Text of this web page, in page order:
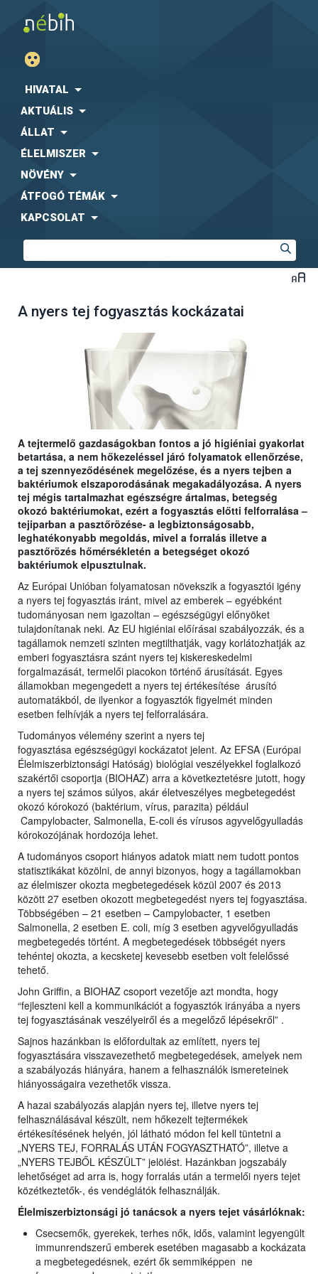
HIVATAL
AKTUÁLIS
ÁLLAT
ÉLELMISZER
NÖVÉNY
ÁTFOGÓ TÉMÁK
KAPCSOLAT
A nyers tej fogyasztás kockázatai
A tejtermelő gazdaságokban fontos a jó higiéniai gyakorlat
betartása, a nem hőkezeléssel járó folyamatok ellenőrzése,
a tej szennyeződésének megelőzése, és a nyers tejben a
baktériumok elszaporodásának megakadályozása. A nyers
tej mégis tartalmazhat egészségre ártalmas, betegség
okozó baktériumokat, ezért a fogyasztás előtti felforralása –
tejiparban a pasztőrözése- a legbiztonságosabb,
leghatékonyabb megoldás, mivel a forralás illetve a
pasztőrözés hőmérsékletén a betegséget okozó
baktériumok elpusztulnak.
Az Európai Unióban folyamatosan növekszik a fogyasztói igény
a nyers tej fogyasztás iránt, mivel az emberek – egyébként
tudományosan nem igazoltan – egészségügyi előnyöket
tulajdonítanak neki. Az EU higiéniai előírásai szabályozzák, és a
tagállamok nemzeti szinten megtilthatják, vagy korlátozhatják az
emberi fogyasztásra szánt nyers tej kiskereskedelmi
forgalmazását, termelői piacokon történő árusítását. Egyes
államokban megengedett a nyers tej értékesítése árusító
automatákból, de ilyenkor a fogyasztók figyelmét minden
esetben felhívják a nyers tej felforralására.
Tudományos vélemény szerint a nyers tej
fogyasztása egészségügyi kockázatot jelent. Az EFSA (Európai
Élelmiszerbiztonsági Hatóság) biológiai veszélyekkel foglalkozó
szakértői csoportja (BIOHAZ) arra a következtetésre jutott, hogy
a nyers tej számos súlyos, akár életveszélyes megbetegedést
okozó kórokozó (baktérium, vírus, parazita) például
Campylobacter, Salmonella, E-coli és vírusos agyvelőgyulladás
kórokozójának hordozója lehet.
A tudományos csoport hiányos adatok miatt nem tudott pontos
statisztikákat közölni, de annyi bizonyos, hogy a tagállamokban
az élelmiszer okozta megbetegedések közül 2007 és 2013
között 27 esetben okozott megbetegedést nyers tej fogyasztása.
Többségében – 21 esetben – Campylobacter, 1 esetben
Salmonella, 2 esetben E. coli, míg 3 esetben agyvelőgyulladás
megbetegedés történt. A megbetegedések többségét nyers
tehéntej okozta, a kecsketej kevesebb esetben volt felelőssé
tehető.
John Griffin, a BIOHAZ csoport vezetője azt mondta, hogy
“fejleszteni kell a kommunikációt a fogyasztók irányába a nyers
tej fogyasztásának veszélyeiről és a megelőző lépésekről” .
Sajnos hazánkban is előfordultak az említett, nyers tej
fogyasztására visszavezethető megbetegedések, amelyek nem
a szabályozás hiányára, hanem a felhasználók ismereteinek
hiányosságaira vezethetők vissza.
A hazai szabályozás alapján nyers tej, illetve nyers tej
felhasználásával készült, nem hőkezelt tejtermékek
értékesítésének helyén, jól látható módon fel kell tüntetni a
„NYERS TEJ, FORRALÁS UTÁN FOGYASZTHATÓ”, illetve a
„NYERS TEJBŐL KÉSZÜLT” jelölést. Hazánkban jogszabály
lehetőséget ad arra is, hogy forralás után a termelői nyers tejet
közétkeztetők-, és vendéglátók felhasználják.
Élelmiszerbiztonsági jó tanácsok a nyers tejet vásárlóknak:
Csecsemők, gyerekek, terhes nők, idős, valamint legyengült
immunrendszerű emberek esetében magasabb a kockázata
a megbetegedésnek, ezért ők semmiképpen ne